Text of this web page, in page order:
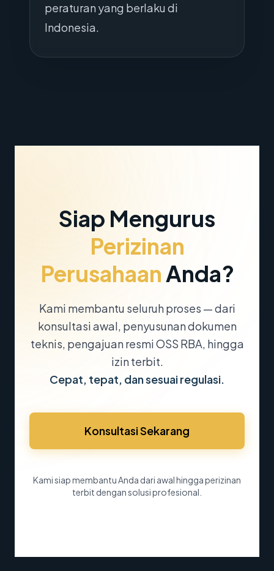
peraturan yang berlaku di
Indonesia.
Siap Mengurus
Perizinan
PerusahaanAnda?
Kami membantu seluruh proses — dari
konsultasi awal, penyusunan dokumen
teknis, pengajuan resmi OSS RBA, hingga
izin terbit.
Cepat, tepat, dan sesuai regulasi.
Konsultasi Sekarang
Kami siap membantu Anda dari awal hingga perizinan
terbit dengan solusi profesional.